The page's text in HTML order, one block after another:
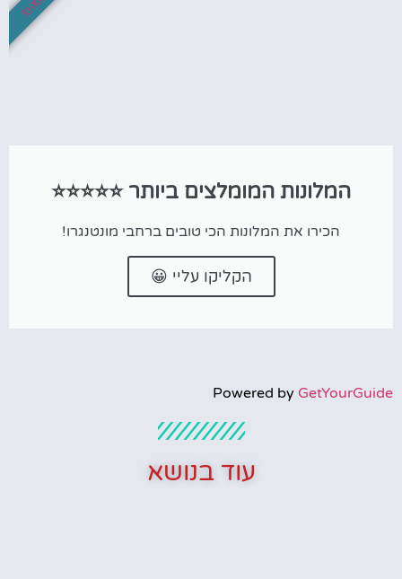
המלונות המומלצים ביותר ⭐⭐⭐⭐⭐
הכירו את המלונות הכי טובים ברחבי מונטנגרו!
הקליקו עליי 😀
Powered by GetYourGuide
עוד בנושא